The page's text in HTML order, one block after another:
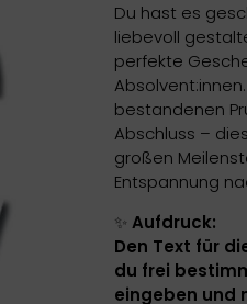
Du hast es
liebevoll
perfekte
bestandenen
Abschluss –
großen
Entspannung
✨ Aufdruck:
Den Text für
du frei
eingeben und